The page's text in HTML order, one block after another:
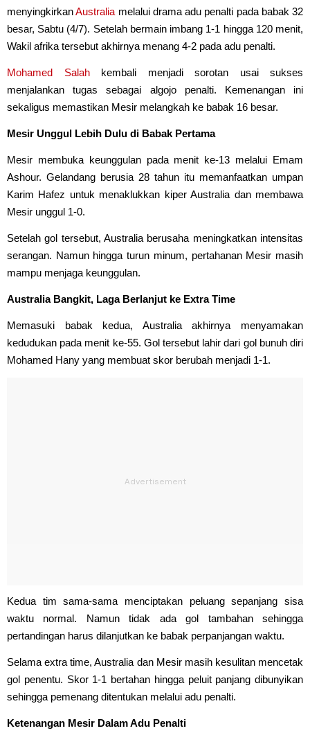
menyingkirkanAustralia melalui drama adu penalti pada babak 32
besar, Sabtu (4/7). Setelah bermain imbang 1-1 hingga 120 menit,
Wakil afrika tersebut akhirnya menang 4-2 pada adu penalti.
Mohamed Salahkembali menjadi sorotan usai sukses
menjalankan tugas sebagai algojo penalti. Kemenangan ini
sekaligus memastikan Mesir melangkah ke babak 16 besar.
Mesir Unggul Lebih Dulu di Babak Pertama
Mesir membuka keunggulan pada menit ke-13 melalui Emam
Ashour. Gelandang berusia 28 tahun itu memanfaatkan umpan
Karim Hafez untuk menaklukkan kiper Australia dan membawa
Mesir unggul 1-0.
Setelah gol tersebut, Australia berusaha meningkatkan intensitas
serangan. Namun hingga turun minum, pertahanan Mesir masih
mampu menjaga keunggulan.
Australia Bangkit, Laga Berlanjut ke Extra Time
Memasuki babak kedua, Australia akhirnya menyamakan
kedudukan pada menit ke-55. Gol tersebut lahir dari gol bunuh diri
Mohamed Hany yang membuat skor berubah menjadi 1-1.
Kedua tim sama-sama menciptakan peluang sepanjang sisa
waktu normal. Namun tidak ada gol tambahan sehingga
pertandingan harus dilanjutkan ke babak perpanjangan waktu.
Selama extra time, Australia dan Mesir masih kesulitan mencetak
gol penentu. Skor 1-1 bertahan hingga peluit panjang dibunyikan
sehingga pemenang ditentukan melalui adu penalti.
Ketenangan Mesir Dalam Adu Penalti